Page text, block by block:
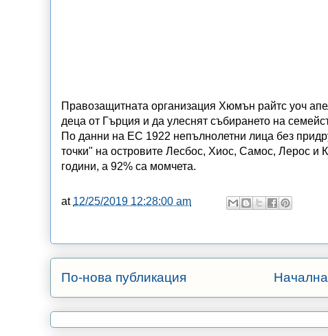
Правозащитната организация Хюмън райтс уоч
деца от Гърция и да улеснят събирането на
По данни на ЕС 1922 непълнолетни лица без
точки" на островите Лесбос, Хиос, Самос, Лерос и
години, а 92% са момчета.
at 12/25/2019 12:28:00 am
По-нова публикация